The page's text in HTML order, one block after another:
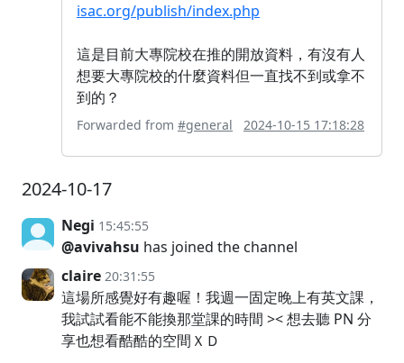
isac.org/publish/index.php
這是目前大專院校在推的開放資料，有沒有人
想要大專院校的什麼資料但一直找不到或拿不
到的？
Forwarded from #general 2024-10-15 17:18:28
2024-10-17
Negi 15:45:55
@avivahsu has joined the channel
claire 20:31:55
這場所感覺好有趣喔！我週一固定晚上有英文課，
我試試看能不能換那堂課的時間 >< 想去聽 PN 分
享也想看酷酷的空間ＸＤ